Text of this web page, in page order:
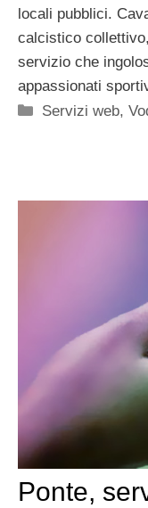
locali pubblici.
calcistico
servizio che
appassionati
Categorie
Servizi web,
Ponte,